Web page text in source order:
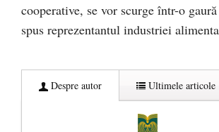
cooperative, se vor scurge într-o
spus reprezentantul industriei
Despre autor Ultimele articole